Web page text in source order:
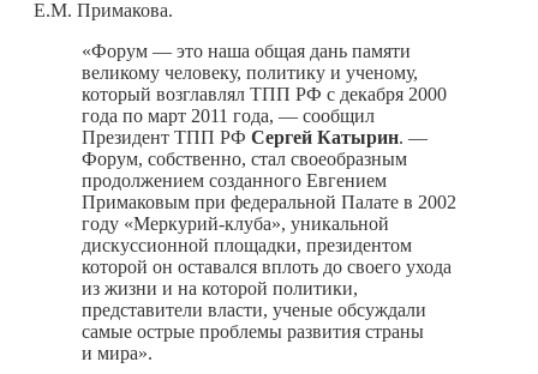
Е.М. Примакова.
«Форум — это наша общая дань памяти
великому человеку, политику и ученому,
который возглавлял ТПП РФ с декабря 2000
года по март 2011 года, — сообщил
Президент ТПП РФ Сергей Катырин. —
Форум, собственно, стал своеобразным
продолжением созданного Евгением
Примаковым при федеральной Палате в 2002
году «Меркурий-клуба», уникальной
дискуссионной площадки, президентом
которой он оставался вплоть до своего ухода
из жизни и на которой политики,
представители власти, ученые обсуждали
самые острые проблемы развития страны
и мира».